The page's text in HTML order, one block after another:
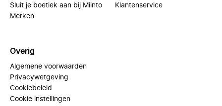
Sluit je boetiek aan bij Miinto
Merken
Klantenservice
Overig
Algemene voorwaarden
Privacywetgeving
Cookiebeleid
Cookie instellingen